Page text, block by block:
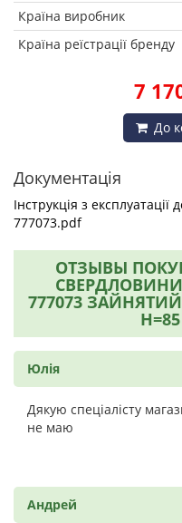
Країна виробник
Країна реїстрації бренду
7
До
Документація
Інструкція з
777073.pdf
ОТЗЫВЫ
СВЕРДЛОВИНИ
777073
Юлія
Дякую спеціалісту
не маю
Андрей